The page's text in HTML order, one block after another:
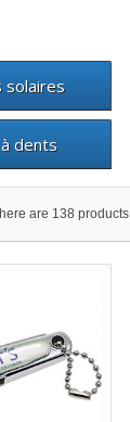
solaires
dents
are 138 products.